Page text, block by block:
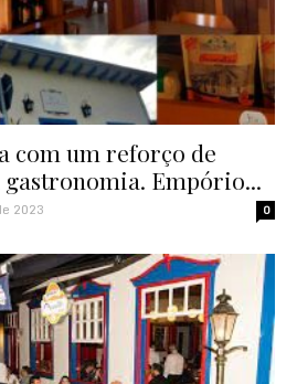
com um reforço de
gastronomia. Empório...
2023 0